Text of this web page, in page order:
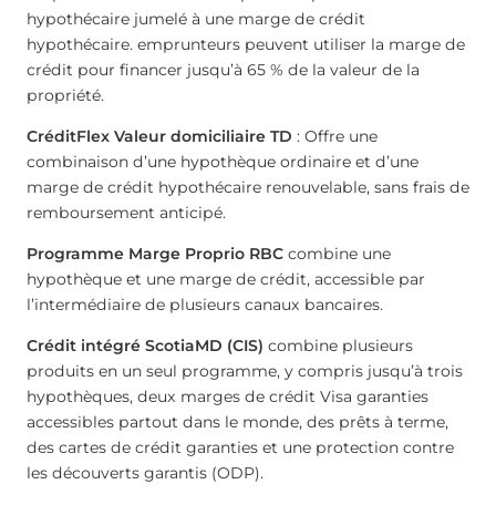
hypothécaire jumelé à une marge de crédit
hypothécaire. emprunteurs peuvent utiliser la marge de
crédit pour financer jusqu’à 65 % de la valeur de la
propriété.
CréditFlex Valeur domiciliaire TD : Offre une
combinaison d’une hypothèque ordinaire et d’une
marge de crédit hypothécaire renouvelable, sans frais de
remboursement anticipé.
Programme Marge Proprio RBC combine une
hypothèque et une marge de crédit, accessible par
l’intermédiaire de plusieurs canaux bancaires.
Crédit intégré ScotiaMD (CIS) combine plusieurs
produits en un seul programme, y compris jusqu’à trois
hypothèques, deux marges de crédit Visa garanties
accessibles partout dans le monde, des prêts à terme,
des cartes de crédit garanties et une protection contre
les découverts garantis (ODP).